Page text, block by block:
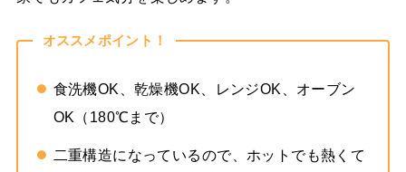
オススメポイント！
食洗機OK、乾燥機OK、レンジOK、オーブン
OK（180℃まで）
二重構造になっているので、ホットでも熱くて